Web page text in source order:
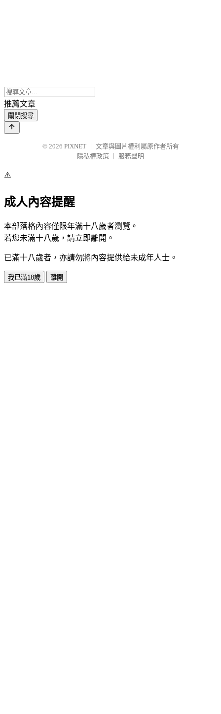
推薦文章
關閉搜尋
© 2026 PIXNET
文章與圖片權利屬原作者所有
隱私權政策
服務聲明
⚠️
成人內容提醒
本部落格內容僅限年滿十八歲者瀏覽。
若您未滿十八歲，請立即離開。
已滿十八歲者，亦請勿將內容提供給未成年人士。
我已滿18歲 離開